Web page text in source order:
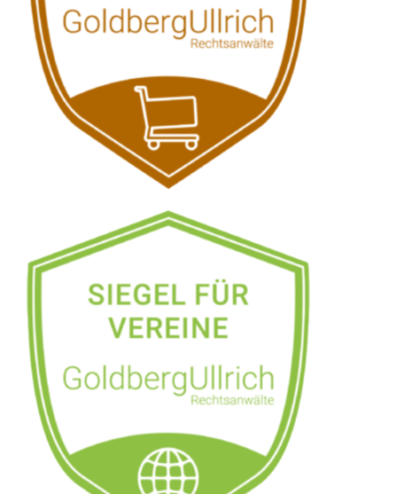
Freilingen:
↗️GoldbergUllrich
Rechtsanwälte -
✓Datenschutzrecht, IT-